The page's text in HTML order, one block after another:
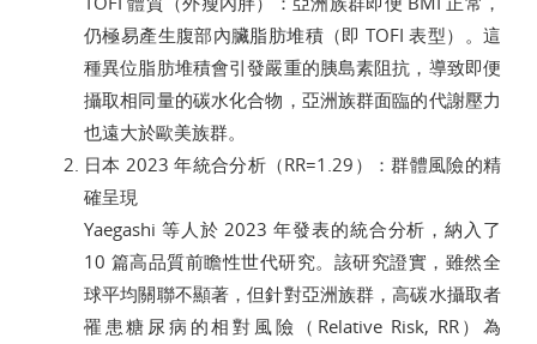
仍極易產生腹部內臟脂肪堆積（即 TOFI 表型）。這
種異位脂肪堆積會引發嚴重的胰島素阻抗，導致即便
攝取相同量的碳水化合物，亞洲族群面臨的代謝壓力
也遠大於歐美族群。
日本 2023 年統合分析（RR=1.29）：群體風險的精
確呈現
Yaegashi 等人於 2023 年發表的統合分析，納入了
10 篇高品質前瞻性世代研究。該研究證實，雖然全
球平均關聯不顯著，但針對亞洲族群，高碳水攝取者
罹患糖尿病的相對風險（Relative Risk, RR）為